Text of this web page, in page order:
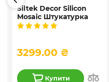
Siltek Decor Silicon
Mosaic Штукатурка
мозаїчна декоративна
3299.00 ₴
Купити